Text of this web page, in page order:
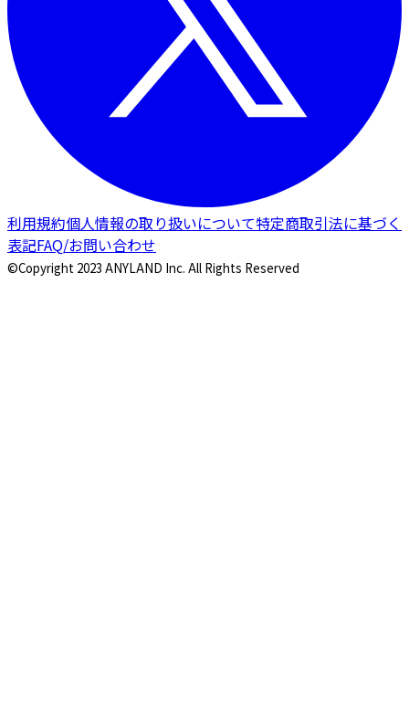
利用規約個人情報の取り扱いについて特定商取引法に基づく
表記FAQ/お問い合わせ
©Copyright 2023 ANYLAND Inc. All Rights Reserved